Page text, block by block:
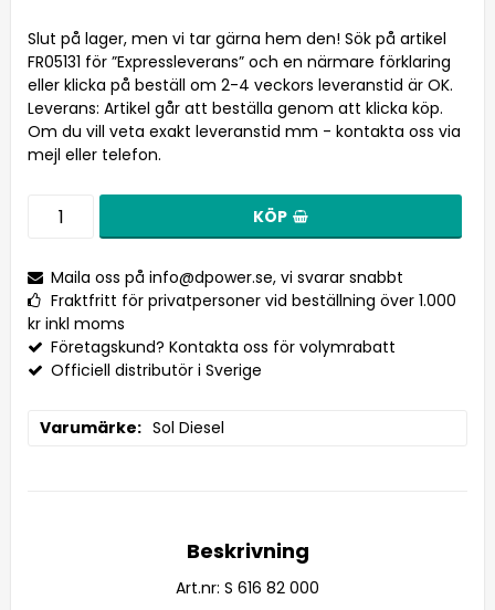
Slut på lager, men vi tar gärna hem den! Sök på artikel
FR05131 för ”Expressleverans” och en närmare förklaring
eller klicka på beställ om 2-4 veckors leveranstid är OK.
Leverans: Artikel går att beställa genom att klicka köp.
Om du vill veta exakt leveranstid mm - kontakta oss via
mejl eller telefon.
KÖP
Maila oss på info@dpower.se, vi svarar snabbt
Fraktfritt för privatpersoner vid beställning över 1.000
kr inkl moms
Företagskund? Kontakta oss för volymrabatt
Officiell distributör i Sverige
Varumärke Sol Diesel
Beskrivning
Art.nr: S 616 82 000